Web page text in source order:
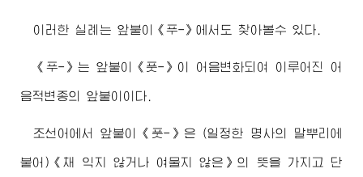
이러한 실례는 앞붙이《푸-》에서도 찾아볼수 있다.
《푸-》는 앞붙이《풋-》이 어음변화되여 이루어진 어
음적변종의 앞붙이이다.
조선어에서 앞붙이《풋-》은 (일정한 명사의 말뿌리에
붙어)《채 익지 않거나 여물지 않은》의 뜻을 가지고 단